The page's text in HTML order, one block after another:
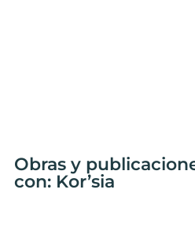
Obras y
con: Kor’sia